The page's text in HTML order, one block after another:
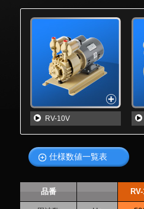
RV-10V
仕様数値一覧表
品番